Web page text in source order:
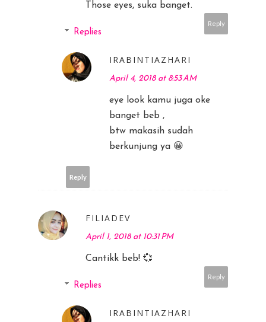
Those eyes, suka banget.
Reply
Replies
IRABINTIAZHARI
April 4, 2018 at 8:53 AM
eye look kamu juga oke
banget beb ,
btw makasih sudah
berkunjung ya 😀
Reply
FILIADEV
April 1, 2018 at 10:31 PM
Cantikk beb! 💞
Reply
Replies
IRABINTIAZHARI